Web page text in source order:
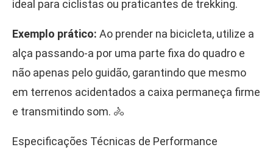
ideal para ciclistas ou praticantes de trekking.
Exemplo prático: Ao prender na bicicleta, utilize a
alça passando-a por uma parte fixa do quadro e
não apenas pelo guidão, garantindo que mesmo
em terrenos acidentados a caixa permaneça firme
e transmitindo som. 🚴
Especificações Técnicas de Performance